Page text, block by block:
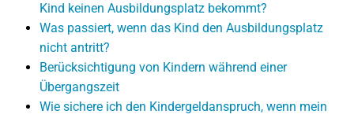
Kind keinen Ausbildungsplatz bekommt?
Was passiert, wenn das Kind den Ausbildungsplatz
nicht antritt?
Berücksichtigung von Kindern während einer
Übergangszeit
Wie sichere ich den Kindergeldanspruch, wenn mein